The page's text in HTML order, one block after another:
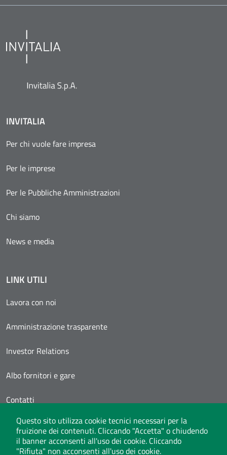
Questo sito utilizza cookie tecnici necessari per la
fruizione dei contenuti. Cliccando "Accetta" o chiudendo
il banner acconsenti all'uso dei cookie. Cliccando
"Rifiuta" non acconsenti all'uso dei cookie.
INVITALIA
Per chi vuole fare impresa
Per le imprese
Per le Pubbliche Amministrazioni
Chi siamo
News e media
LINK UTILI
Lavora con noi
Amministrazione trasparente
Investor Relations
Albo fornitori e gare
Contatti
Area Personale